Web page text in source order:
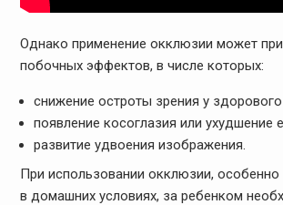
Однако применение окклюзии может
побочных эффектов, в числе которых:
снижение остроты зрения у здорового
появление косоглазия или ухудшение
развитие удвоения изображения.
При использовании окклюзии, особенно
в домашних условиях, за ребенком